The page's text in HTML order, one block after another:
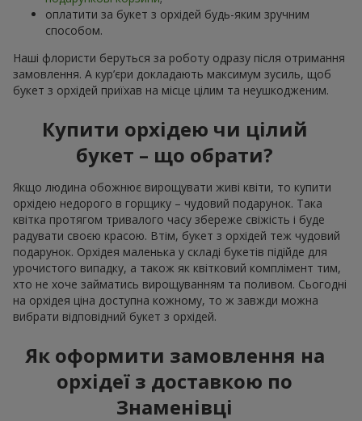
оплатити за букет з орхідей будь-яким зручним
способом.
Наші флористи беруться за роботу одразу після отримання
замовлення. А кур’єри докладають максимум зусиль, щоб
букет з орхідей приїхав на місце цілим та неушкодженим.
Купити орхідею чи цілий
букет – що обрати?
Якщо людина обожнює вирощувати живі квіти, то купити
орхідею недорого в горщику – чудовий подарунок. Така
квітка протягом тривалого часу збереже свіжість і буде
радувати своєю красою. Втім, букет з орхідей теж чудовий
подарунок. Орхідея маленька у складі букетів підійде для
урочистого випадку, а також як квітковий комплімент тим,
хто не хоче займатись вирощуванням та поливом. Сьогодні
на орхідея ціна доступна кожному, то ж завжди можна
вибрати відповідний букет з орхідей.
Як оформити замовлення на
орхідеї з доставкою по
Знаменівці